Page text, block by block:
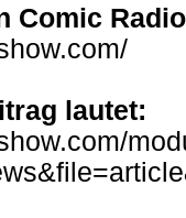
Comic
lautet: